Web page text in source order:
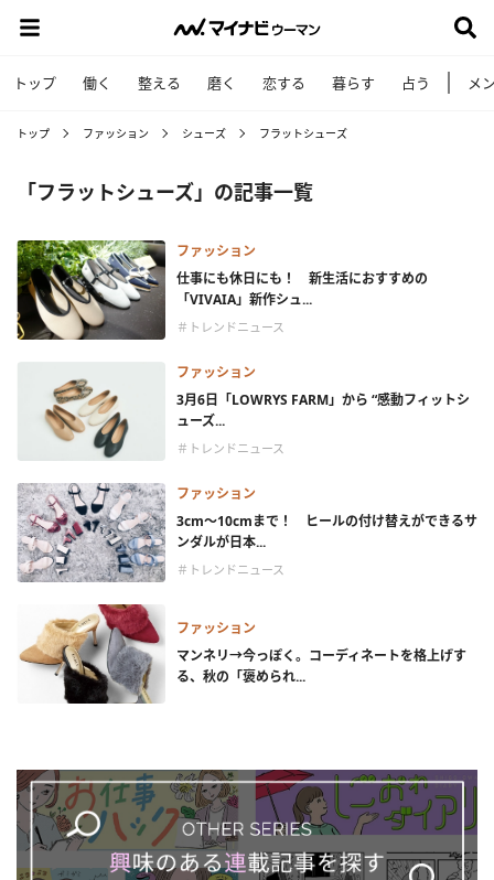
トップ 働く 整える 磨く 恋する 暮らす 占う メ
トップ ファッション シューズ フラットシューズ
「フラットシューズ」の記事一覧
ファッション
仕事にも休日にも！ 新生活におすすめの
「VIVAIA」新作シュ...
＃トレンドニュース
ファッション
3月6日「LOWRYS FARM」から “感動フィットシ
ューズ...
＃トレンドニュース
ファッション
3cm～10cmまで！ ヒールの付け替えができるサ
ンダルが日本...
＃トレンドニュース
ファッション
マンネリ→今っぽく。コーディネートを格上げす
る、秋の「褒められ...